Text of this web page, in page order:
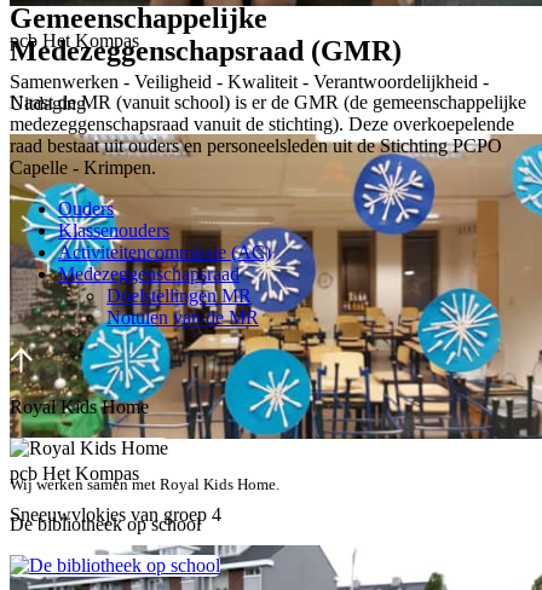
pcb Het Kompas
Samenwerken - Veiligheid - Kwaliteit - Verantwoordelijkheid -
Uitdaging
pcb Het Kompas
Sneeuwvlokjes van groep 4
Gemeenschappelijke
Medezeggenschapsraad (GMR)
Naast de MR (vanuit school) is er de GMR (de gemeenschappelijke
medezeggenschapsraad vanuit de stichting). Deze overkoepelende
raad bestaat uit ouders en personeelsleden uit de Stichting PCPO
Capelle - Krimpen.
Ouders
Klassenouders
Activiteitencommissie (AC)
Medezeggenschapsraad
Doelstellingen MR
Notulen van de MR
Royal Kids Home
Wij werken samen met Royal Kids Home.
De bibliotheek op school